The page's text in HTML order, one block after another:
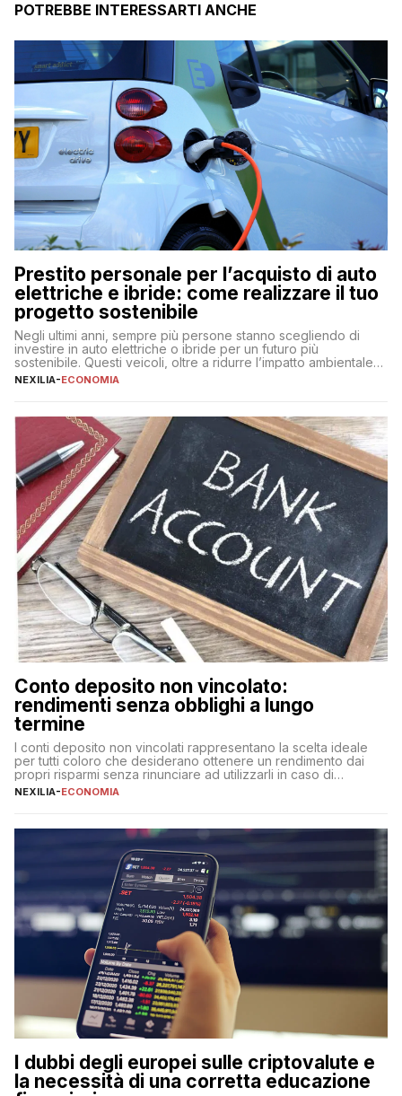
POTREBBE INTERESSARTI ANCHE
Prestito personale per l’acquisto di auto
elettriche e ibride: come realizzare il tuo
progetto sostenibile
Negli ultimi anni, sempre più persone stanno scegliendo di
investire in auto elettriche o ibride per un futuro più
sostenibile. Questi veicoli, oltre a ridurre l’impatto ambientale,
offrono vantaggi economici a lungo termine, come minori costi
fare se non […]
NEXILIA-ECONOMIA
Conto deposito non vincolato:
rendimenti senza obblighi a lungo
termine
I conti deposito non vincolati rappresentano la scelta ideale
per tutti coloro che desiderano ottenere un rendimento dai
propri risparmi senza rinunciare ad utilizzarli in caso di
necessità. A differenza delle forme vincolate tradizionali,
flessibilità e rendimento. Come funzionano […]
NEXILIA-ECONOMIA
I dubbi degli europei sulle criptovalute e
la necessità di una corretta educazione